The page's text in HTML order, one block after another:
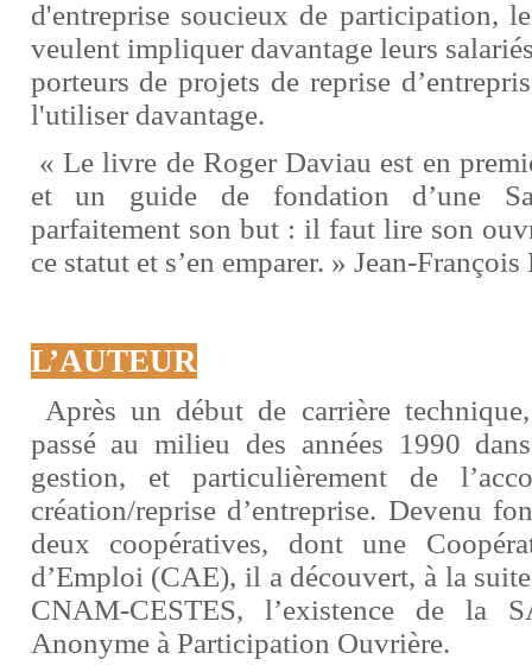
d'entreprise soucieux de participation,
veulent impliquer davantage leurs
porteurs de projets de reprise
l'utiliser davantage.
« Le livre de Roger Daviau est en
et un guide de fondation d’une
parfaitement son but : il faut lire son
ce statut et s’en emparer. » Jean-
L’AUTEUR
Après un début de carrière
passé au milieu des années 1990
gestion, et particulièrement de
création/reprise d’entreprise. Devenu
deux coopératives, dont une
d’Emploi (CAE), il a découvert, à la
CNAM-CESTES, l’existence de la
Anonyme à Participation Ouvrière.